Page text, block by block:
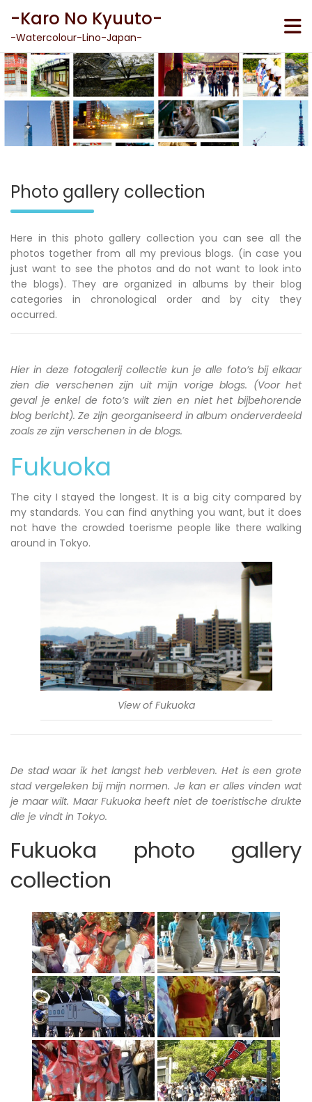
content
-Karo No Kyuuto-
-Watercolour-Lino-Japan-
Photo gallery collection
Here in this photo gallery collection you can see all the
photos together from all my previous blogs. (in case you
just want to see the photos and do not want to look into
the blogs). They are organized in albums by their blog
categories in chronological order and by city they
occurred.
Hier in deze fotogalerij collectie kun je alle foto’s bij elkaar
zien die verschenen zijn uit mijn vorige blogs. (Voor het
geval je enkel de foto’s wilt zien en niet het bijbehorende
blog bericht). Ze zijn georganiseerd in album onderverdeeld
zoals ze zijn verschenen in de blogs.
Fukuoka
The city I stayed the longest. It is a big city compared by
my standards. You can find anything you want, but it does
not have the crowded toerisme people like there walking
around in Tokyo.
View of Fukuoka
De stad waar ik het langst heb verbleven. Het is een grote
stad vergeleken bij mijn normen. Je kan er alles vinden wat
je maar wilt. Maar Fukuoka heeft niet de toeristische drukte
die je vindt in Tokyo.
Fukuoka photo gallery
collection